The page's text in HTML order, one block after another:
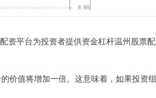
资平台为投资者提供资金杠杆温州股票配
价值将增加一倍。这意味着，如果投资组